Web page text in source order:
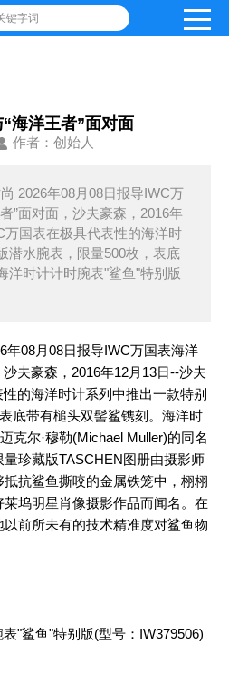
键字词
海洋王者”面对面
作者：创始人
2026年08月08日报导IWC万
”面对面，沙夫豪森，2016年
万国表在极具代表性的海洋时
潜水腕表，限量500枚，表底
洋时计计时腕表"鲨鱼"特别版
年08月08日报导IWC万国表海洋
夫豪森，2016年12月13日--沙夫
的海洋时计系列中推出一款特别
底带有槌头双髻鲨镌刻。海洋时
克尔·穆勒(Michael Muller)的同名
珍藏版TASCHEN图册由摄影师
抗鲨鱼撕咬的金属铁笼中，栩栩
坞明星肖像摄影作品而闻名。在
前所未有的技术精准度对鲨鱼物
"鲨鱼"特别版(型号：IW379506)